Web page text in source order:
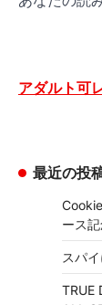
アダルト可
最近の投
ース
スパ
TRUE